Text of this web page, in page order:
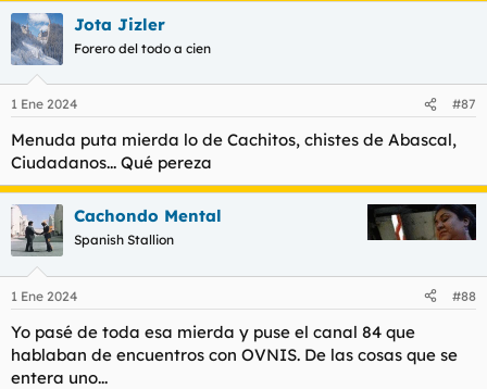
Jota Jizler
Forero del todo a cien
1 Ene 2024 #87
Menuda puta mierda lo de Cachitos, chistes de Abascal,
Ciudadanos... Qué pereza
Cachondo Mental
Spanish Stallion
1 Ene 2024 #88
Yo pasé de toda esa mierda y puse el canal 84 que
hablaban de encuentros con OVNIS. De las cosas que se
entera uno...